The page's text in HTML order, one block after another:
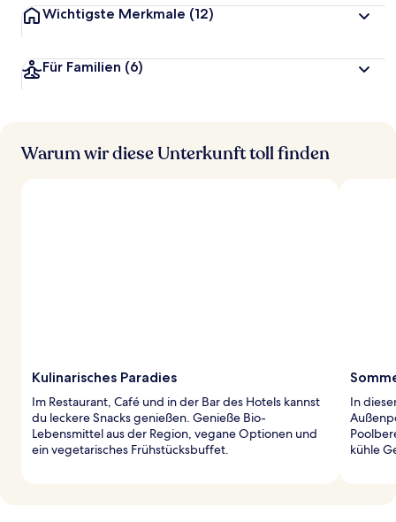
Wichtigste Merkmale (12)
Für Familien (6)
Warum wir diese Unterkunft toll finden
Kulinarisches Paradies
Im Restaurant, Café und in der Bar des Hotels kannst
du leckere Snacks genießen. Genieße Bio-
Lebensmittel aus der Region, vegane Optionen und
ein vegetarisches Frühstücksbuffet.
In
kühle